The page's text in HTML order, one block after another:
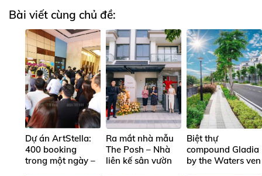
Bài viết cùng chủ đề:
Dự án ArtStella:
400 booking
trong một ngày –
Ra mắt nhà mẫu
The Posh – Nhà
liên kế sân vườn
Biệt thự
compound Gladia
by the Waters ven